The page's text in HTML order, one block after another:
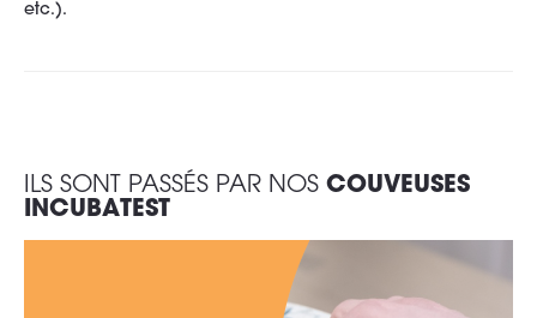
etc.).
ILS SONT PASSÉS PAR NOS COUVEUSES
INCUBATEST